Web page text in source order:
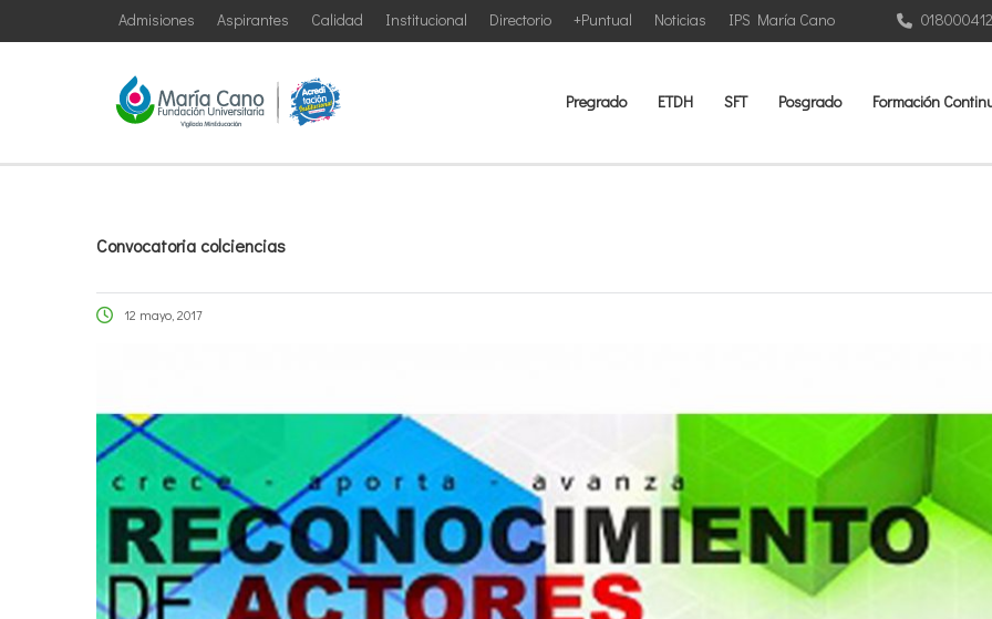
IPS María Cano
Noticias
+Puntual
Directorio
Institucional
Calidad
Aspirantes
Admisiones
Pregrado ETDH SFT Posgrado Formación
Convocatoria colciencias
12 mayo, 2017